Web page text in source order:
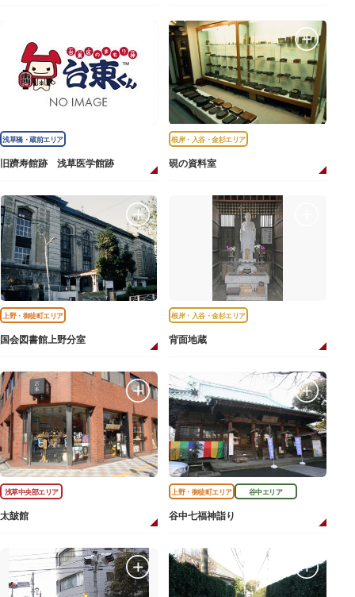
浅草橋・蔵前エリア
旧躋寿館跡 浅草医学館跡
根岸・入谷・金杉エリア
硯の資料室
上野・御徒町エリア
国会図書館上野分室
根岸・入谷・金杉エリア
背面地蔵
浅草中央部エリア
太皷館
上野・御徒町エリア 谷中エリア
谷中七福神詣り